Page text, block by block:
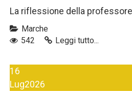
La riflessione della
Marche
542
Leggi tutto...
16
Lug2026